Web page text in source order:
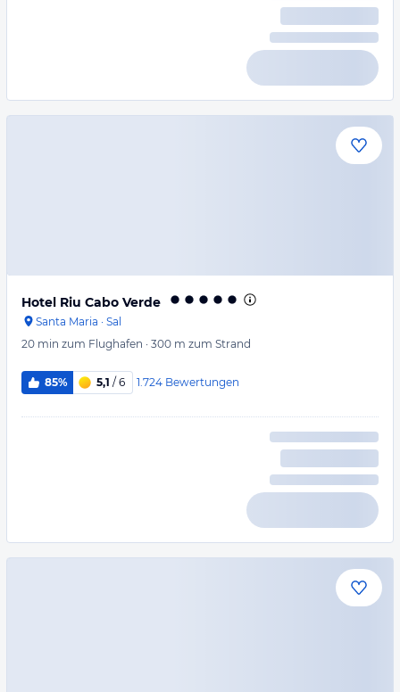
Hotel Riu Cabo Verde
Santa Maria · Sal
20 min zum Flughafen · 300 m zum Strand
85% 5,1 / 6 1.724 Bewertungen